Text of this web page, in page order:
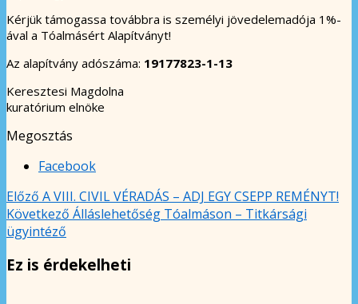
Kérjük támogassa továbbra is személyi jövedelemadója 1%-
ával a Tóalmásért Alapítványt!
Az alapítvány adószáma: 19177823-1-13
Keresztesi Magdolna
kuratórium elnöke
Megosztás
Facebook
Előző A VIII. CIVIL VÉRADÁS – ADJ EGY CSEPP REMÉNYT!
Következő Álláslehetőség Tóalmáson – Titkársági
ügyintéző
Ez is érdekelheti